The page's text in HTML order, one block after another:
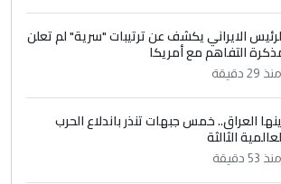
الثالث للعراق ومن اصول عريقة
الزنا (نص كامل)
الايراني يكشف عن ترتيبات "سرية" لم تعلن
التفاهم مع أمريكا
منذ 29 دقيقة
العراق.. خمس جبهات تنذر باندلاع الحرب
الثالثة
منذ 53 دقيقة